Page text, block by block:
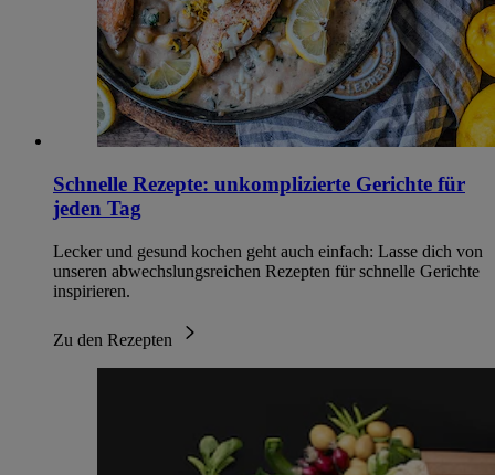
Schnelle Rezepte: unkomplizierte Gerichte für
jeden Tag
Lecker und gesund kochen geht auch einfach: Lasse dich von
unseren abwechslungsreichen Rezepten für schnelle Gerichte
inspirieren.
Zu den Rezepten